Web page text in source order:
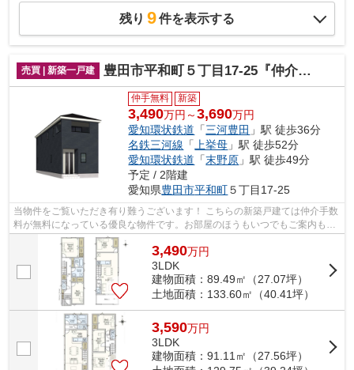
残り 9件を表示する
売買 | 新築一戸建 豊田市平和町５丁目17-25『仲介料無料』新築戸建て
仲手無料 新築
3,490万円～3,690万円
愛知環状鉄道 「三河豊田 」駅 徒歩36分
名鉄三河線 「 上挙母 」駅 徒歩52分
愛知環状鉄道 「末野原 」駅 徒歩49分
予定 / 2階建
愛知県豊田市平和町５丁目17-25
当物件をご覧いただき有り難うございます！ こちらの新築戸建ては仲介手数
料が無料になっている優良な物件です。お部屋のほうもいつでもご案内もさ
せて頂きますのでお気軽にお問合せ下...
3,490万円
3LDK
建物面積：89.49㎡（27.07坪）
土地面積：133.60㎡（40.41坪）
3,590万円
3LDK
建物面積：91.11㎡（27.56坪）